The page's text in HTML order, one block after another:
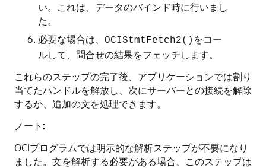
い。これは、データのバインド時に行いまし
た。
必要な場合は、 OCIStmtFetch2() をコー
ルして、問合せの結果をフェッチします。
これらのステップの完了後、アプリケーションでは割り
当てたハンドルを解放し、次にサーバーとの接続を解除
するか、追加の文を処理できます。
ノート:
OCIプログラムでは明示的な解析ステップが不要になり
ました。文を解析する必要がある場合、このステップは